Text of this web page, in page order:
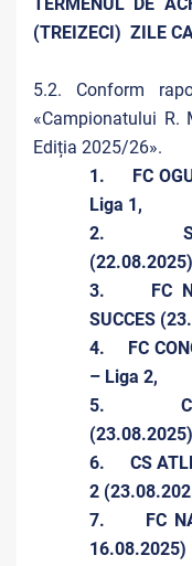
(TREIZECI) ZILE
5.2. Conform
«Campionatului
Ediția 2025/26».
1. FC
Liga 1,
2.
3. FC
SUCCES
4. FC
– Liga 2,
5. CF
6. CS
2
7. FC
16.08.2025)